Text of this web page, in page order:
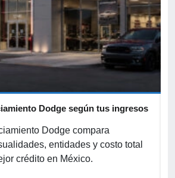
Dodge según tus ingresos
Dodge compara
entidades y costo total
crédito en México.